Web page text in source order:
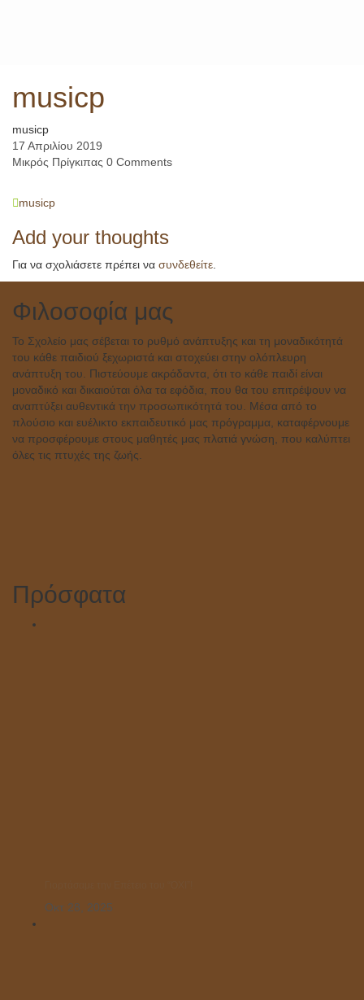
musicp
musicp
17 Απριλίου 2019
Μικρός Πρίγκιπας 0 Comments
Post
navigation
musicp
Add your thoughts
Για να σχολιάσετε πρέπει να συνδεθείτε
Φιλοσοφία μας
Το Σχολείο μας σέβεται το ρυθμό ανάπτυξης και τη μοναδικότητά
του κάθε παιδιού ξεχωριστά και στοχεύει στην ολόπλευρη
ανάπτυξη του. Πιστεύουμε ακράδαντα, ότι το κάθε παιδί είναι
μοναδικό και δικαιούται όλα τα εφόδια, που θα του επιτρέψουν να
αναπτύξει αυθεντικά την προσωπικότητά του. Μέσα από το
πλούσιο και ευέλικτο εκπαιδευτικό μας πρόγραμμα, καταφέρνουμε
να προσφέρουμε στους μαθητές μας πλατιά γνώση, που καλύπτει
όλες τις πτυχές της ζωής.
Πρόσφατα
Οκτ 28, 2025